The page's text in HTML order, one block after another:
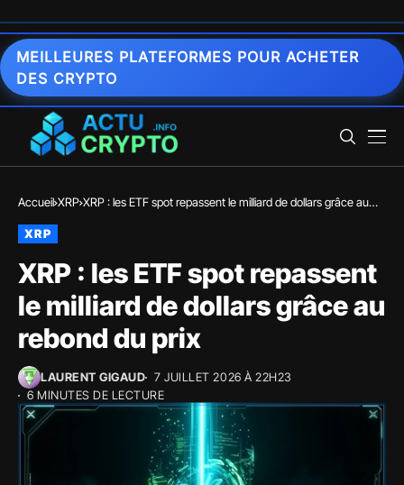
MEILLEURES PLATEFORMES POUR ACHETER
DES CRYPTO
Accueil XRP XRP : les ETF spot repassent le milliard de dollars grâce au
XRP
XRP : les ETF spot repassent
le milliard de dollars grâce au
rebond du prix
LAURENT GIGAUD
7 JUILLET 2026 À 22H23
6 MINUTES DE LECTURE